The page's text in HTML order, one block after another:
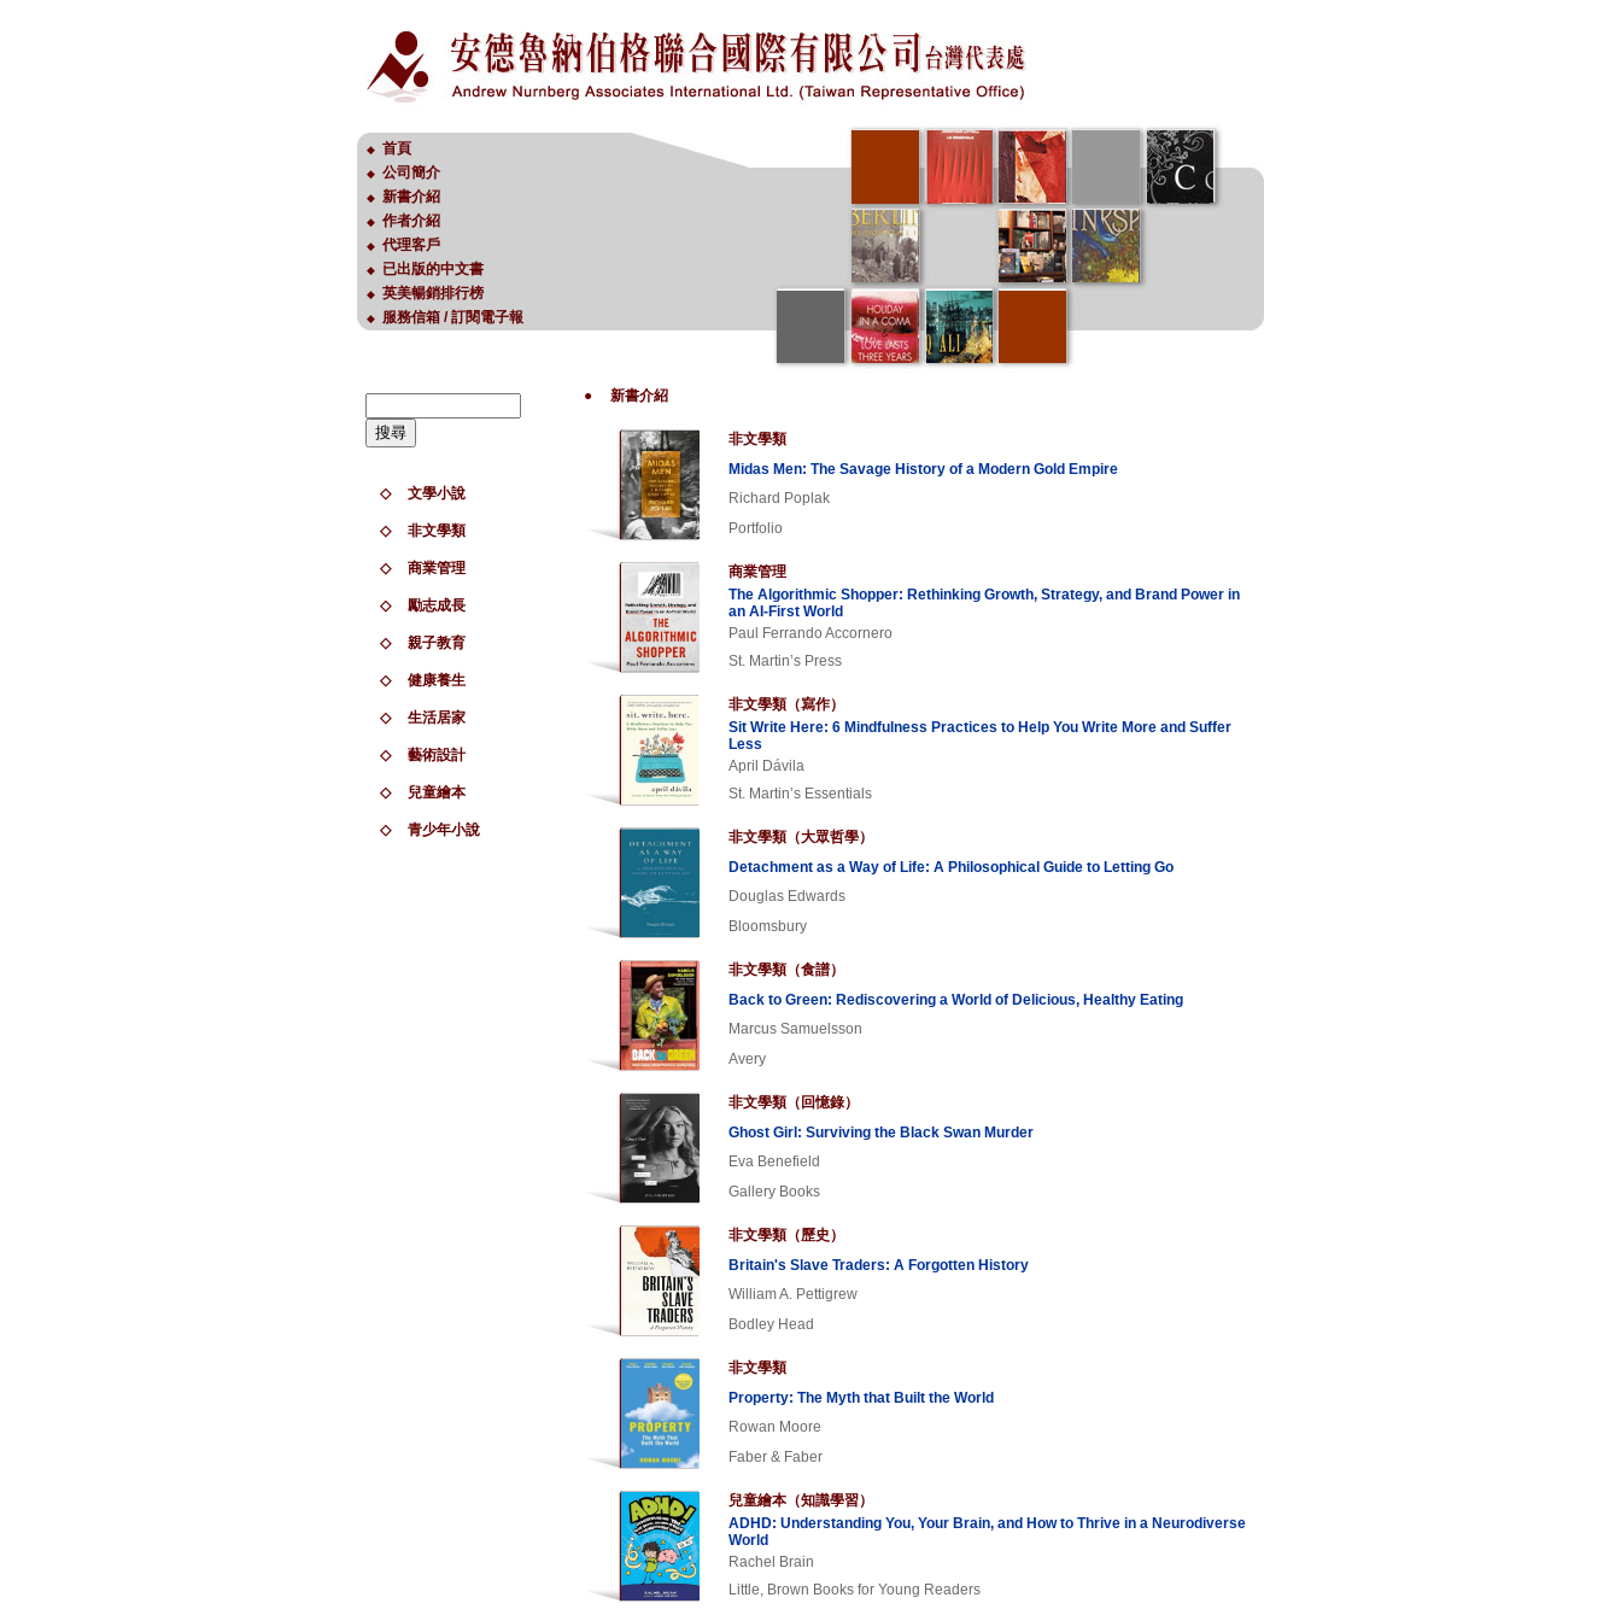
◆ 首頁
◆ 公司簡介
◆ 新書介紹
◆ 作者介紹
◆ 代理客戶
◆ 已出版的中文書
◆ 英美暢銷排行榜
◆ 服務信箱 / 訂閱電子報
◇ 文學小說
◇ 非文學類
◇ 商業管理
◇ 勵志成長
◇ 親子教育
◇ 健康養生
◇ 生活居家
◇ 藝術設計
◇ 兒童繪本
◇ 青少年小說
● 新書介紹
非文學類
Midas Men: The Savage History of a Modern Gold Empire
Richard Poplak
Portfolio
商業管理
The Algorithmic Shopper: Rethinking Growth, Strategy, and Brand Power in
an AI-First World
Paul Ferrando Accornero
St. Martin’s Press
非文學類（寫作）
Sit Write Here: 6 Mindfulness Practices to Help You Write More and Suffer
Less
April Dávila
St. Martin’s Essentials
非文學類（大眾哲學）
Detachment as a Way of Life: A Philosophical Guide to Letting Go
Douglas Edwards
Bloomsbury
非文學類（食譜）
Back to Green: Rediscovering a World of Delicious, Healthy Eating
Marcus Samuelsson
Avery
非文學類（回憶錄）
Ghost Girl: Surviving the Black Swan Murder
Eva Benefield
Gallery Books
非文學類（歷史）
Britain's Slave Traders: A Forgotten History
William A. Pettigrew
Bodley Head
非文學類
Property: The Myth that Built the World
Rowan Moore
Faber & Faber
兒童繪本（知識學習）
ADHD: Understanding You, Your Brain, and How to Thrive in a Neurodiverse
World
Rachel Brain
Little, Brown Books for Young Readers